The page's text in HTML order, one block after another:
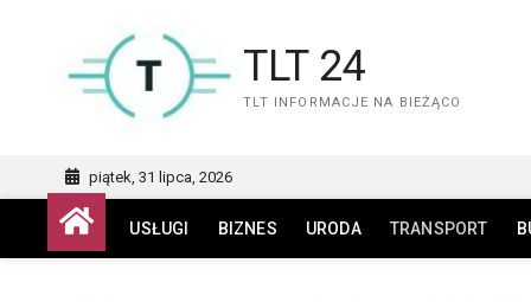
TLT 24
TLT INFORMACJE NA BIEŻĄCO
piątek, 31 lipca, 2026
USŁUGI BIZNES URODA TRANSPORT